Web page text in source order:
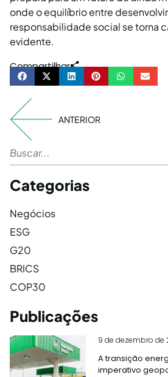
onde o equilíbrio entre
responsabilidade social se torna
evidente.
Compartilhar
ANTERIOR
Categorias
Negócios
ESG
G20
BRICS
COP30
Publicações
9 de dezembro de
A transição
imperativo